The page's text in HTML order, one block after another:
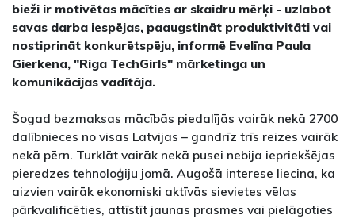
bieži ir motivētas mācīties ar skaidru mērķi - uzlabot
savas darba iespējas, paaugstināt produktivitāti vai
nostiprināt konkurētspēju, informē Evelīna Paula
Gierkena, "Riga TechGirls" mārketinga un
komunikācijas vadītāja.
Šogad bezmaksas mācībās piedalījās vairāk nekā 2700
dalībnieces no visas Latvijas – gandrīz trīs reizes vairāk
nekā pērn. Turklāt vairāk nekā pusei nebija iepriekšējas
pieredzes tehnoloģiju jomā. Augošā interese liecina, ka
aizvien vairāk ekonomiski aktīvās sievietes vēlas
pārkvalificēties, attīstīt jaunas prasmes vai pielāgoties